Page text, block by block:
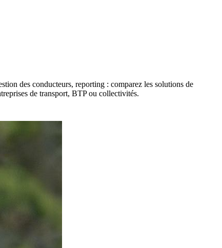
des conducteurs, reporting : comparez les solutions de
de transport, BTP ou collectivités.